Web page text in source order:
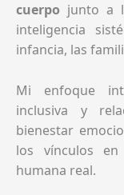
cuerpo junto a
inteligencia
infancia, las
Mi enfoque
inclusiva y
bienestar
los vínculos
humana real.